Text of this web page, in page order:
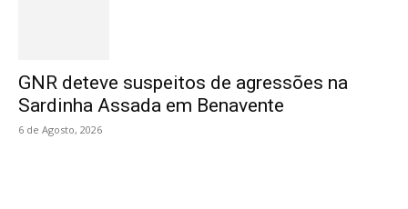
GNR deteve suspeitos de agressões na
Sardinha Assada em Benavente
6 de Agosto, 2026